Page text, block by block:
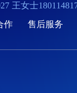
王女士
作 售后服务